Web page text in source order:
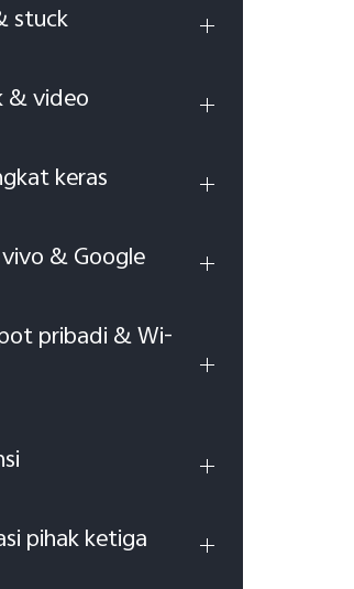
stuck
& video
keras
& Google
pribadi & Wi-
pihak ketiga